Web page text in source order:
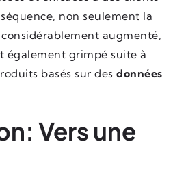
non seulement la
augmenté,
également grimpé suite à
basés sur des données
Vers une